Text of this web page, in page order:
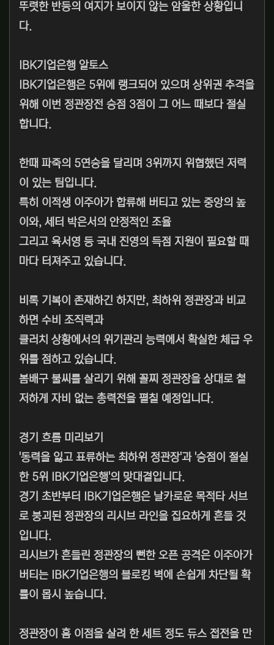
뚜렷한 반등의 여지가 보이지 않는 암울한 상황입니
다.
IBK기업은행 알토스
IBK기업은행은 5위에 랭크되어 있으며 상위권 추격을
위해 이번 정관장전 승점 3점이 그 어느 때보다 절실
합니다.
한때 파죽의 5연승을 달리며 3위까지 위협했던 저력
이 있는 팀입니다.
특히 이적생 이주아가 합류해 버티고 있는 중앙의 높
이와, 세터 박은서의 안정적인 조율
그리고 육서영 등 국내 진영의 득점 지원이 필요할 때
마다 터져주고 있습니다.
비록 기복이 존재하긴 하지만, 최하위 정관장과 비교
하면 수비 조직력과
클러치 상황에서의 위기관리 능력에서 확실한 체급 우
위를 점하고 있습니다.
봄배구 불씨를 살리기 위해 꼴찌 정관장을 상대로 철
저하게 자비 없는 총력전을 펼칠 예정입니다.
경기 흐름 미리보기
'동력을 잃고 표류하는 최하위 정관장'과 '승점이 절실
한 5위 IBK기업은행'의 맞대결입니다.
경기 초반부터 IBK기업은행은 날카로운 목적타 서브
로 붕괴된 정관장의 리시브 라인을 집요하게 흔들 것
입니다.
리시브가 흔들린 정관장의 뻔한 오픈 공격은 이주아가
버티는 IBK기업은행의 블로킹 벽에 손쉽게 차단될 확
률이 몹시 높습니다.
정관장이 홈 이점을 살려 한 세트 정도 듀스 접전을 만